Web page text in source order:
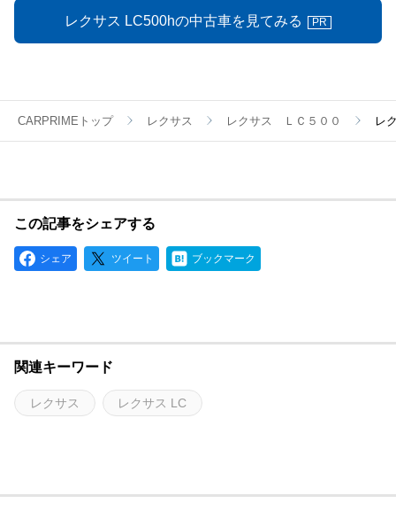
レクサス LC500hの中古車を見てみる PR
CARPRIMEトップ レクサス レクサス ＬＣ５００ レ
この記事をシェアする
シェア ツイート ブックマーク
関連キーワード
レクサス レクサス LC